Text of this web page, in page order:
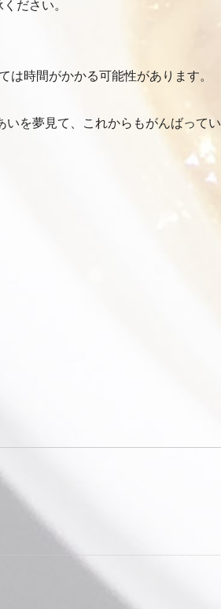
ださい。
は時間がかかる可能性があります。
を夢見て、これからもがんばってい